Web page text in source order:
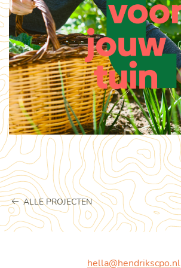
ALLE PROJECTEN
hella@hendrikscpo.nl